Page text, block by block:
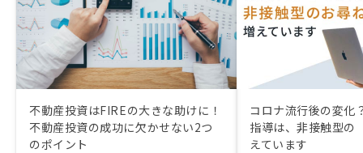
不動産投資はFIREの大きな助けに！
不動産投資の成功に欠かせない2つ
のポイント
コロナ流行後の変化
指導は、非接触型の
えています